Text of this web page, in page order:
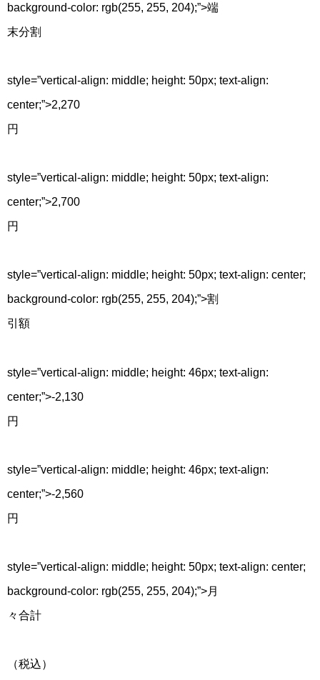
background-color: rgb(255, 255, 204);”>端
末分割
style=”vertical-align: middle; height: 50px; text-align:
center;”>2,270
円
style=”vertical-align: middle; height: 50px; text-align:
center;”>2,700
円
style=”vertical-align: middle; height: 50px; text-align: center;
background-color: rgb(255, 255, 204);”>割
引額
style=”vertical-align: middle; height: 46px; text-align:
center;”>-2,130
円
style=”vertical-align: middle; height: 46px; text-align:
center;”>-2,560
円
style=”vertical-align: middle; height: 50px; text-align: center;
background-color: rgb(255, 255, 204);”>月
々合計
（税込）